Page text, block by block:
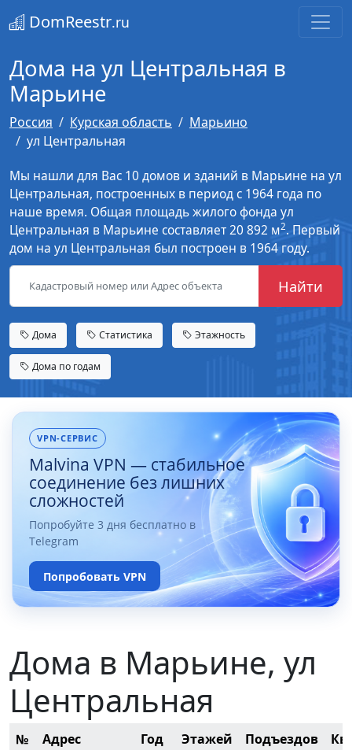
DomReestr.ru
Дома на ул Центральная в
Марьине
Россия Курская область
Марьино
ул Центральная
Мы нашли для Вас 10 домов и зданий в Марьине на ул
Центральная, построенных в период с 1964 года по
наше время. Общая площадь жилого фонда ул
Центральная в Марьине составляет 20 892 м2. Первый
дом на ул Центральная был построен в 1964 году.
Найти
Дома Статистика Этажность
Дома по годам
VPN-СЕРВИС
Malvina VPN — стабильное
соединение без лишних
сложностей
Попробуйте 3 дня бесплатно в
Telegram
Попробовать VPN
Дома в Марьине, ул
Центральная
№ Адрес Год Этажей Подъездов